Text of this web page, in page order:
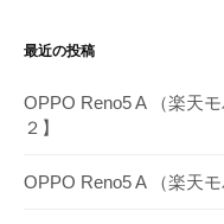
ー
イ
ブ
最近の投稿
OPPO Reno5 A （楽天
２】
OPPO Reno5 A （楽天